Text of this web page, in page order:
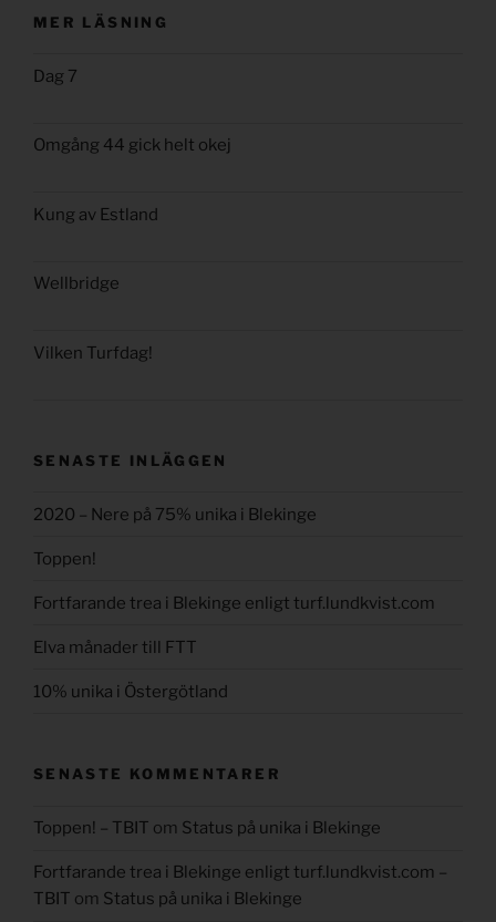
MER LÄSNING
Dag 7
Omgång 44 gick helt okej
Kung av Estland
Wellbridge
Vilken Turfdag!
SENASTE INLÄGGEN
2020 – Nere på 75% unika i Blekinge
Toppen!
Fortfarande trea i Blekinge enligt turf.lundkvist.com
Elva månader till FTT
10% unika i Östergötland
SENASTE KOMMENTARER
Toppen! – TBIT om Status på unika i Blekinge
Fortfarande trea i Blekinge enligt turf.lundkvist.com –
TBIT om Status på unika i Blekinge